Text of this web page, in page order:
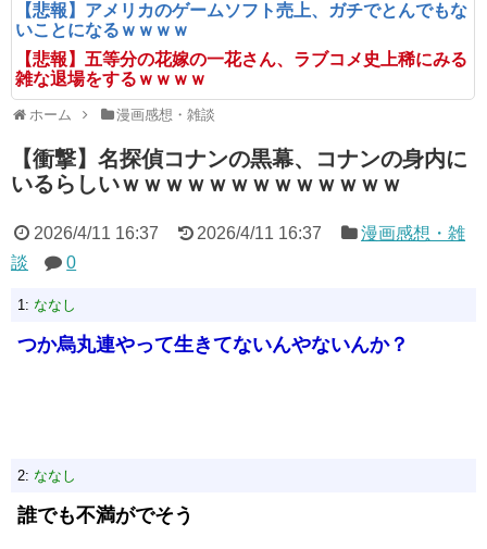
【悲報】アメリカのゲームソフト売上、ガチでとんでもな
いことになるｗｗｗｗ
【悲報】五等分の花嫁の一花さん、ラブコメ史上稀にみる
雑な退場をするｗｗｗｗ
ホーム 漫画感想・雑談
【衝撃】名探偵コナンの黒幕、コナンの身内に
いるらしいｗｗｗｗｗｗｗｗｗｗｗｗｗ
2026/4/11 16:37 2026/4/11 16:37
漫画感想・雑
談
0
1: ななし
つか烏丸連やって生きてないんやないんか？
2: ななし
誰でも不満がでそう